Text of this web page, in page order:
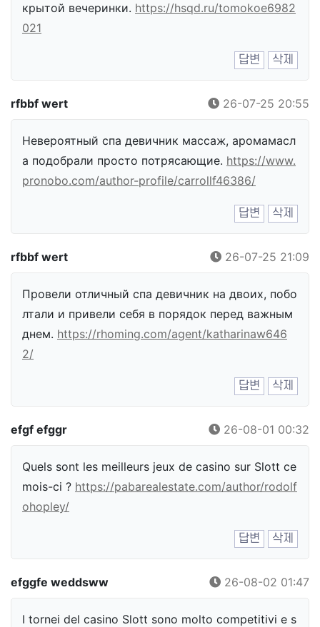
крытой вечеринки. https://hsqd.ru/tomokoe6982
021
답변 삭제
rfbbf wert 26-07-25 20:55
Невероятный спа девичник массаж, аромамасл
а подобрали просто потрясающие. https://www.
pronobo.com/author-profile/carrollf46386/
답변 삭제
rfbbf wert 26-07-25 21:09
Провели отличный спа девичник на двоих, побо
лтали и привели себя в порядок перед важным
днем. https://rhoming.com/agent/katharinaw646
2/
답변 삭제
efgf efggr 26-08-01 00:32
Quels sont les meilleurs jeux de casino sur Slott ce
mois-ci ? https://pabarealestate.com/author/rodolf
ohopley/
답변 삭제
efggfe weddsww 26-08-02 01:47
I tornei del casino Slott sono molto competitivi e s